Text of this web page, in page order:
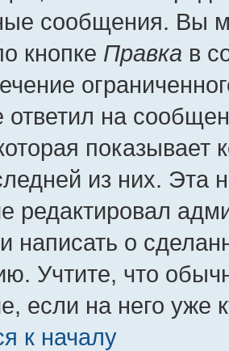
сообщения. Вы
кнопке Правка в
ответил на
показывает
из них. Эта
редактировал
написать о
Учтите, что
если на него уже
к началу